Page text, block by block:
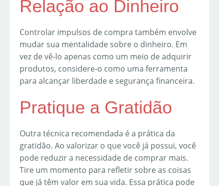
Relação ao Dinheiro
Controlar impulsos de compra também envolve
mudar sua mentalidade sobre o dinheiro. Em
vez de vê-lo apenas como um meio de adquirir
produtos, considere-o como uma ferramenta
para alcançar liberdade e segurança financeira.
Pratique a Gratidão
Outra técnica recomendada é a prática da
gratidão. Ao valorizar o que você já possui, você
pode reduzir a necessidade de comprar mais.
Tire um momento para refletir sobre as coisas
que já têm valor em sua vida. Essa prática pode